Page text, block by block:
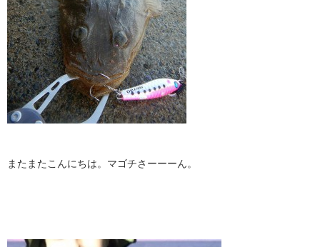
またまたこんにちは。マゴチさーーーん。